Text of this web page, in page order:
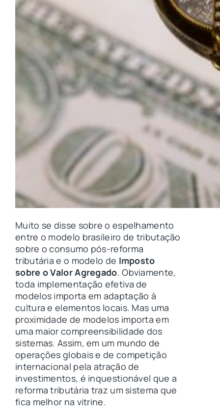
Muito se disse sobre o espelhamento
entre o modelo brasileiro de tributação
sobre o consumo pós-reforma
tributária e o modelo de Imposto
sobre o Valor Agregado. Obviamente,
toda implementação efetiva de
modelos importa em adaptação à
cultura e elementos locais. Mas uma
proximidade de modelos importa em
uma maior compreensibilidade dos
sistemas. Assim, em um mundo de
operações globais e de competição
internacional pela atração de
investimentos, é inquestionável que a
reforma tributária traz um sistema que
fica melhor na vitrine.